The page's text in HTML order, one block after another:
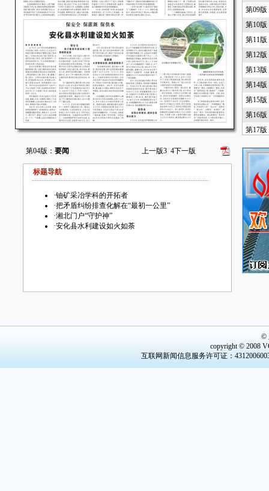
第04版： 要闻 上一版3 4下一版
标题导航
·铀矿采冶学科的开拓者
·把矛盾纠纷排查化解在“最初一公里”
·湘北门户“守护神”
·安化县水利建设如火如荼
第09版
第10版
第11版
第12版
第13
第14
第15
第16
第17
第19
第20
©
copyright © 2008
互联网新闻信息服务许可证：